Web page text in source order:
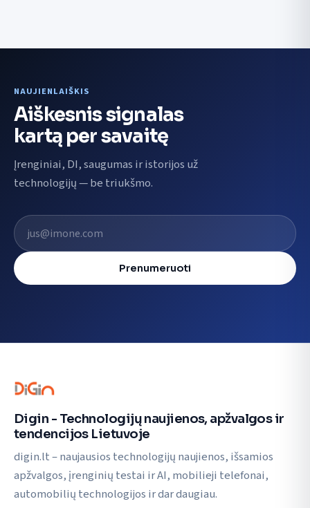
NAUJIENLAIŠKIS
Aiškesnis signalas
kartą per savaitę
Įrenginiai, DI, saugumas ir istorijos už
technologijų — be triukšmo.
El. pašto adresas
Prenumeruoti
Digin - Technologijų naujienos, apžvalgos ir
tendencijos Lietuvoje
digin.lt – naujausios technologijų naujienos, išsamios
apžvalgos, įrenginių testai ir AI, mobilieji telefonai,
automobilių technologijos ir dar daugiau.